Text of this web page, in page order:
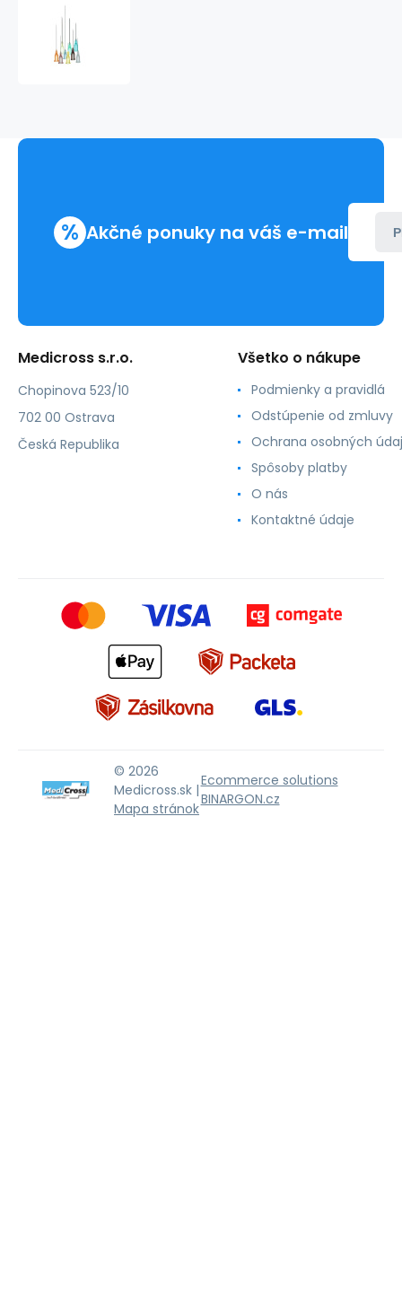
% Akčné ponuky na váš e-mail
Medicross s.r.o.
Chopinova 523/10
702 00 Ostrava
Česká Republika
Všetko o nákupe
Podmienky a pravidlá
Odstúpenie od zmluvy
Ochrana osobných
Spôsoby platby
O nás
Kontaktné údaje
© 2026
Medicross.sk |
Mapa stránok
Ecommerce solutions
BINARGON.cz